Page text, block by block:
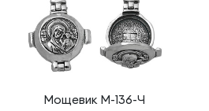
Мощевик М-136-Ч